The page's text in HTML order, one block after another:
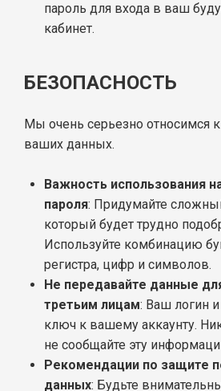
пароль для входа в ваш
кабинет.
БЕЗОПАСНОСТЬ
Мы очень серьезно относимся
ваших данных.
Важность использования
пароля: Придумайте
который будет трудно
Используйте комбинацию
регистра, цифр и символов.
Не передавайте данные
третьим лицам: Ваш логин
ключ к вашему аккаунту.
не сообщайте эту
Рекомендации по защите
данных: Будьте